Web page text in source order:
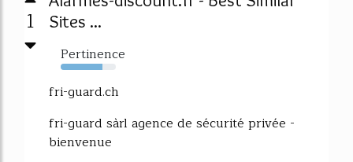
1
Sites ...
Pertinence
76%
fri-guard.ch
fri-guard sàrl agence de sécurité privée -
bienvenue